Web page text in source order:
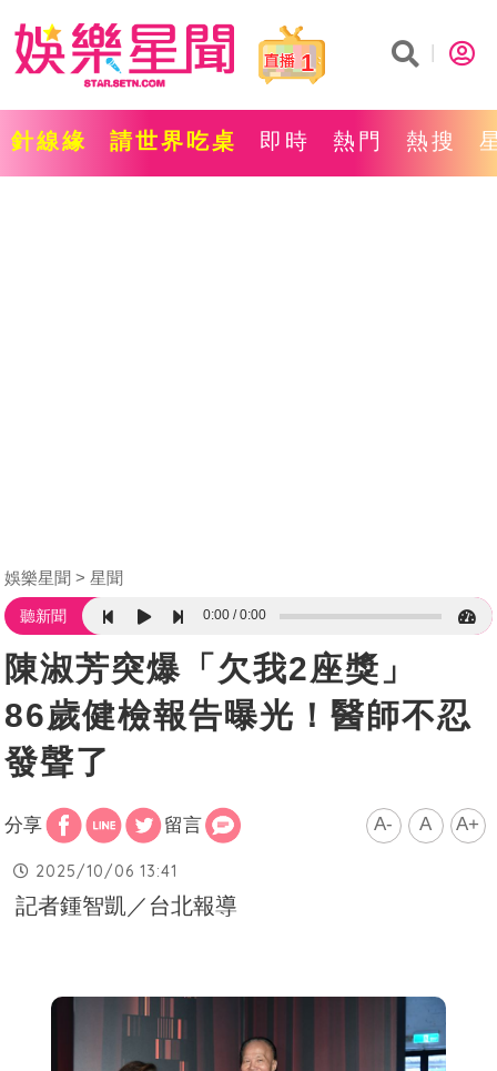
1
針線緣 請世界吃桌 即時 熱門 熱搜
娛樂星聞 星聞
聽新聞 0:00 0:00
陳淑芳突爆「欠我2座獎」
86歲健檢報告曝光！醫師不忍
發聲了
分享 留言 A- A A+
2025/10/06 13:41
記者鍾智凱／台北報導